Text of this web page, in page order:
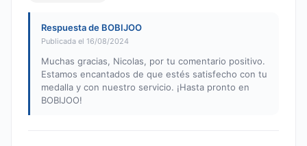
Respuesta de BOBIJOO
Publicada el 16/08/2024
Muchas gracias, Nicolas, por tu comentario positivo.
Estamos encantados de que estés satisfecho con tu
medalla y con nuestro servicio. ¡Hasta pronto en
BOBIJOO!